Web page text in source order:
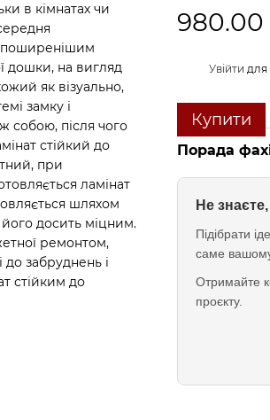
в кімнатах чи
дошки, на вигляд
як візуально,
замку і
собою, після чого
стійкий до
при
ламінат
шляхом
досить міцним.
ремонтом,
до забруднень і
стійким до
980.00
Увійти для
Купити
Порада
Не
Підібрати
саме
Отримайте
проєкту.